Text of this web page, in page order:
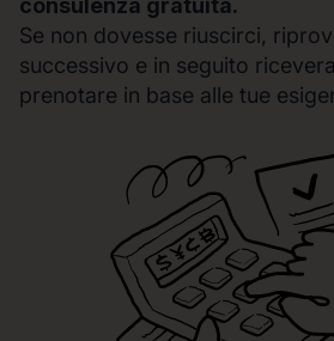
consulenza gratuita.
Se non dovesse riuscirci,
successivo e in seguito
prenotare in base alle tue